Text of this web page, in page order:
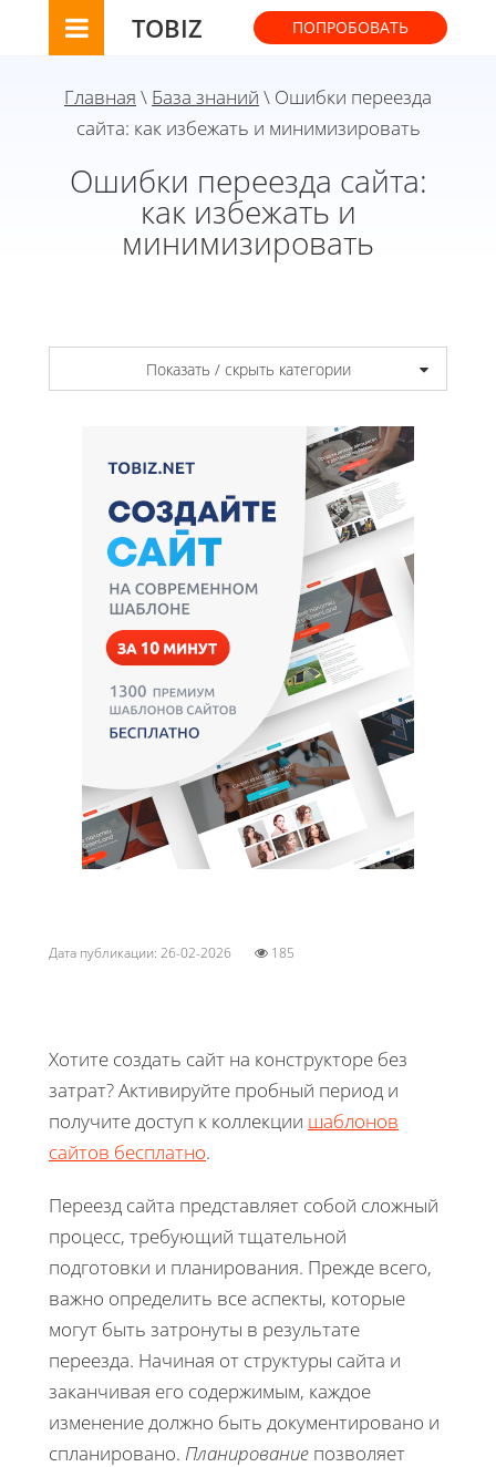
TOBIZ ПОПРОБОВАТЬ
Главная \ База знаний \ Ошибки переезда
сайта: как избежать и минимизировать
Ошибки переезда сайта:
как избежать и
минимизировать
Показать / скрыть категории
Дата публикации: 26-02-2026 185
Хотите создать сайт на конструкторе без
затрат? Активируйте пробный период и
получите доступ к коллекции шаблонов
сайтов бесплатно.
Переезд сайта представляет собой сложный
процесс, требующий тщательной
подготовки и планирования. Прежде всего,
важно определить все аспекты, которые
могут быть затронуты в результате
переезда. Начиная от структуры сайта и
заканчивая его содержимым, каждое
изменение должно быть документировано и
спланировано. Планирование позволяет